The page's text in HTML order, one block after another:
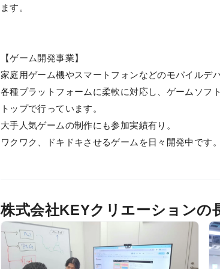
ます。
【ゲーム開発事業】
家庭用ゲーム機やスマートフォンなどのモバイルデ
各種プラットフォームに柔軟に対応し、ゲームソフ
トップで行っています。
大手人気ゲームの制作にも参加実績有り。
ワクワク、ドキドキさせるゲームを日々開発中です。
株式会社KEYクリエーションの